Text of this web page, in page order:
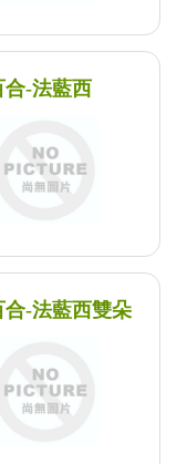
合-法藍西
合-法藍西雙朵